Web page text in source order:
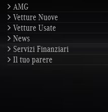
AMG
Vetture Nuove
Vetture Usate
News
Servizi Finanziari
Il tuo parere